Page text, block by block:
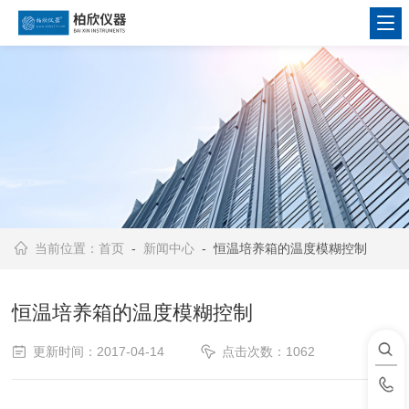
当前位置：首页 - 新闻中心 - 恒温培养箱的温度模糊控制
恒温培养箱的温度模糊控制
更新时间：2017-04-14 点击次数：1062